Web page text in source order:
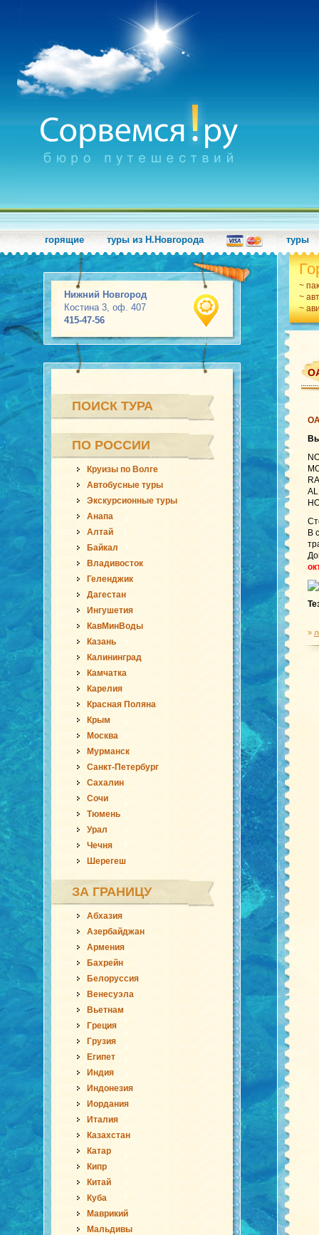
горящие туры из Н.Новгорода туры
Нижний Новгород
Костина 3, оф. 407
415-47-56
~
~
~
ПОИСК ТУРА
ПО РОССИИ
Круизы по Волге
Автобусные туры
Экскурсионные туры
Анапа
Алтай
Байкал
Владивосток
Геленджик
Дагестан
Ингушетия
КавМинВоды
Казань
Калининград
Камчатка
Карелия
Красная Поляна
Крым
Москва
Мурманск
Санкт-Петербург
Сахалин
Сочи
Тюмень
Урал
Чечня
Шерегеш
ЗА ГРАНИЦУ
Абхазия
Азербайджан
Армения
Бахрейн
Белоруссия
Венесуэла
Вьетнам
Греция
Грузия
Египет
Индия
Индонезия
Иордания
Италия
Казахстан
Катар
Кипр
Китай
Куба
Маврикий
Мальдивы
В
»